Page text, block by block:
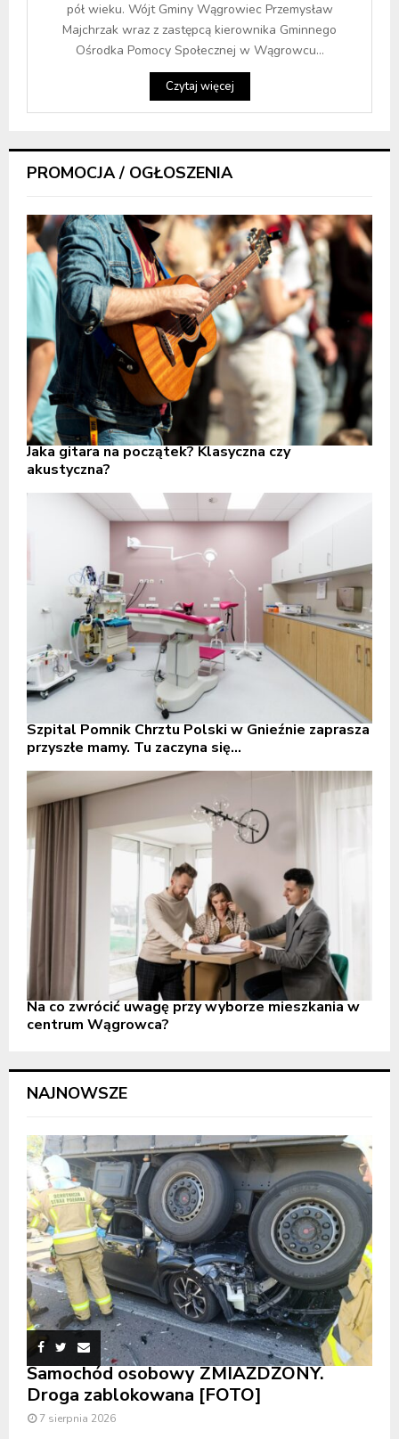
pół wieku. Wójt Gminy Wągrowiec Przemysław
Majchrzak wraz z zastępcą kierownika Gminnego
Ośrodka Pomocy Społecznej w Wągrowcu...
Czytaj więcej
PROMOCJA / OGŁOSZENIA
Jaka gitara na początek? Klasyczna czy
akustyczna?
Szpital Pomnik Chrztu Polski w Gnieźnie zaprasza
przyszłe mamy. Tu zaczyna się...
Na co zwrócić uwagę przy wyborze mieszkania w
centrum Wągrowca?
NAJNOWSZE
Samochód osobowy ZMIAŻDŻONY.
Droga zablokowana [FOTO]
7 sierpnia 2026